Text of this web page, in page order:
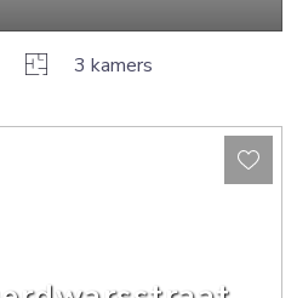
3 kamers